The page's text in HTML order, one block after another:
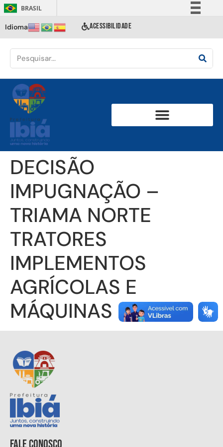
BRASIL
Comunica BR
Acesso à informação
Idioma ACESSIBILIDADE
DECISÃO
IMPUGNAÇÃO –
TRIAMA NORTE
TRATORES
IMPLEMENTOS
AGRÍCOLAS E
MÁQUINAS LTDA